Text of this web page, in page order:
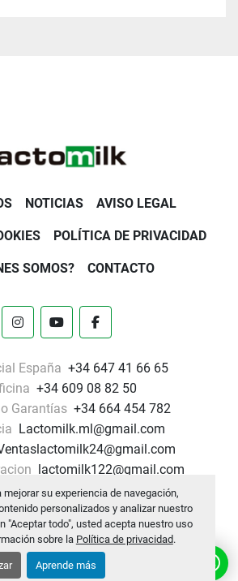
su experiencia de navegación,
personalizados y analizar nuestro
"Aceptar todo", usted acepta nuestro uso
sobre la Política de privacidad.
Aprende más
NOTICIAS AVISO LEGAL
POLÍTICA DE PRIVACIDAD
SOMOS? CONTACTO
instagramyoutubefacebook
España +34 647 41 66 65
+34 609 08 82 50
Garantías +34 664 454 782
Lactomilk.ml@gmail.com
lactomilk122@gmail.com
sitio web deMachinio
Administrar cookies